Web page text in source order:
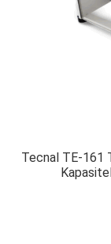
Tecnal TE-161